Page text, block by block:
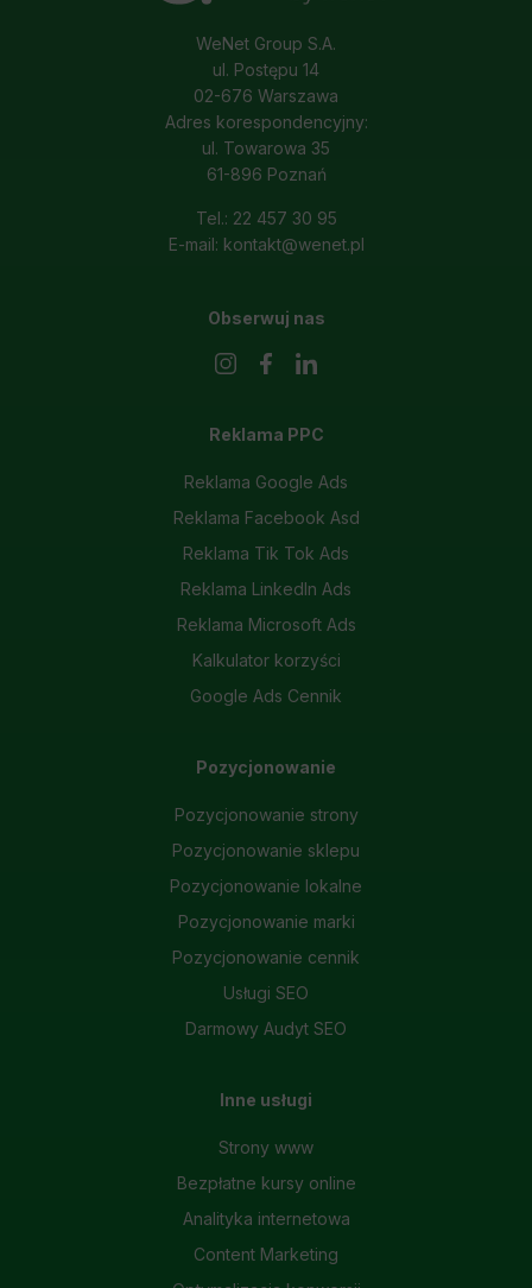
WeNet Group S.A.
ul. Postępu 14
02-676 Warszawa
Adres korespondencyjny:
ul. Towarowa 35
61-896 Poznań
Tel.: 22 457 30 95
E-mail: kontakt@wenet.pl
Reklama PPC
Reklama Google Ads
Reklama Facebook Asd
Reklama Tik Tok Ads
Reklama LinkedIn Ads
Reklama Microsoft Ads
Kalkulator korzyści
Google Ads Cennik
Pozycjonowanie
Pozycjonowanie strony
Pozycjonowanie sklepu
Pozycjonowanie lokalne
Pozycjonowanie marki
Pozycjonowanie cennik
Usługi SEO
Darmowy Audyt SEO
Inne usługi
Strony www
Bezpłatne kursy online
Analityka internetowa
Content Marketing
Obserwuj nas